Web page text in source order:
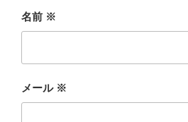
名前 ※
メール ※